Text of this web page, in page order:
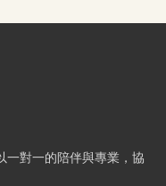
一對一的陪伴與專業，協